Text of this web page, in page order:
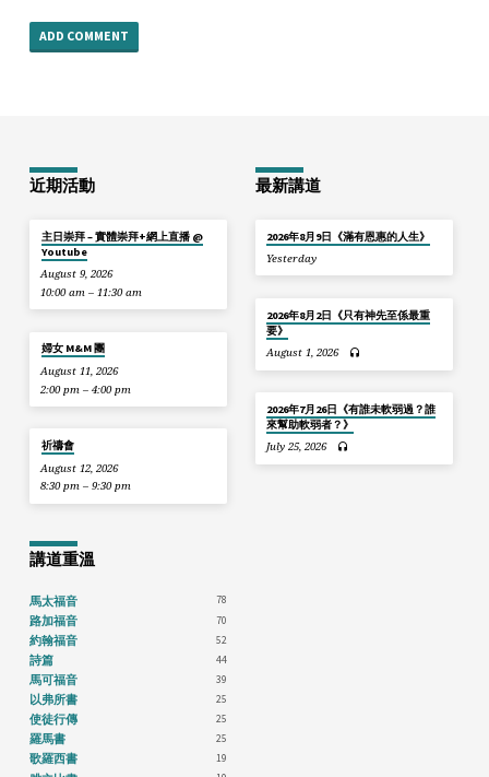
近期活動
主日崇拜 – 實體崇拜+網上直播 @
Youtube
August 9, 2026
10:00 am – 11:30 am
婦女 M&M 團
August 11, 2026
2:00 pm – 4:00 pm
祈禱會
August 12, 2026
8:30 pm – 9:30 pm
最新講道
2026年8月9日《滿有恩惠的人生》
Yesterday
2026年8月2日《只有神先至係最重
要》
August 1, 2026
2026年7月26日《有誰未軟弱過？誰
來幫助軟弱者？》
July 25, 2026
講道重溫
馬太福音 78
路加福音 70
約翰福音 52
詩篇 44
馬可福音 39
以弗所書 25
使徒行傳 25
羅馬書 25
歌羅西書 19